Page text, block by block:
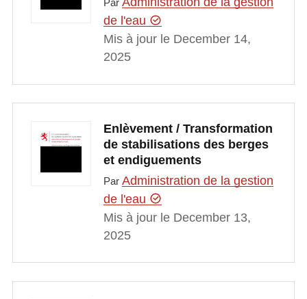
Par
de l'eau
Mis à jour le December 14,
2025
Enlèvement / Transformation
de stabilisations des berges
et endiguements
Par Administration de la gestion
de l'eau
Mis à jour le December 13,
2025